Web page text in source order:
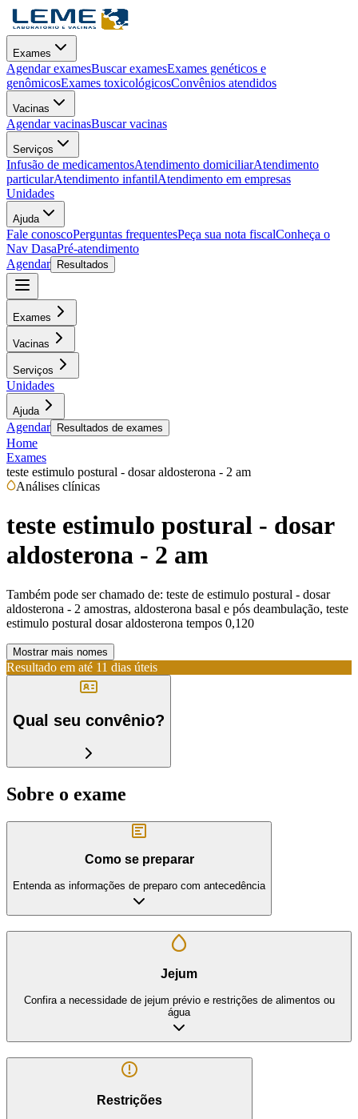
Exames
Agendar examesBuscar examesExames genéticos e
genômicosExames toxicológicosConvênios atendidos
Vacinas
Agendar vacinasBuscar vacinas
Serviços
Infusão de medicamentosAtendimento domiciliarAtendimento
particularAtendimento infantilAtendimento em empresas
Unidades
Ajuda
Fale conoscoPerguntas frequentesPeça sua nota fiscalConheça o
Nav DasaPré-atendimento
Agendar
Resultados
Exames
Vacinas
Serviços
Unidades
Ajuda
Agendar Resultados de exames
Home
Exames
teste estimulo postural - dosar aldosterona - 2 am
Análises clínicas
teste estimulo postural - dosar
aldosterona - 2 am
Também pode ser chamado de: teste de estimulo postural - dosar
aldosterona - 2 amostras, aldosterona basal e pós deambulação, teste
estimulo postural dosar aldosterona tempos 0,120
Mostrar mais nomes
Resultado em até 11 dias úteis
Qual seu convênio?
Sobre o exame
Como se preparar
Entenda as informações de preparo com antecedência
Jejum
Confira a necessidade de jejum prévio e restrições de alimentos ou
água
Restrições